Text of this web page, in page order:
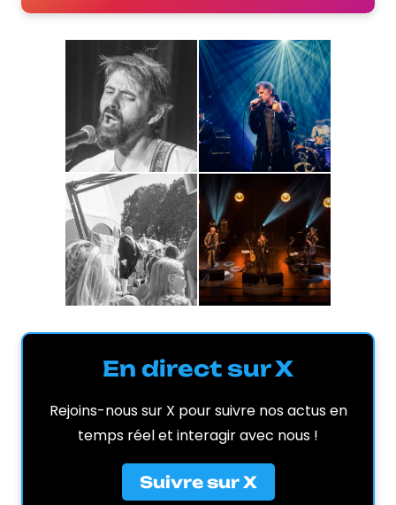
En direct sur X
Rejoins-nous sur X pour suivre nos actus en
temps réel et interagir avec nous !
Suivre sur X